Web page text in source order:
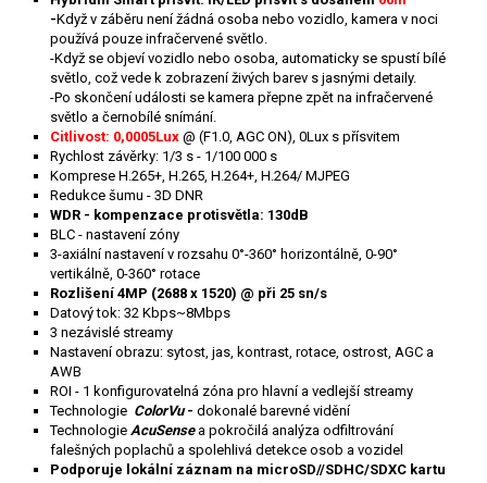
-Když v záběru není žádná osoba nebo vozidlo, kamera v noci
používá pouze infračervené světlo.
-Když se objeví vozidlo nebo osoba, automaticky se spustí bílé
světlo, což vede k zobrazení živých barev s jasnými detaily.
-Po skončení události se kamera přepne zpět na infračervené
světlo a černobílé snímání.
Citlivost: 0,0005Lux @ (F1.0, AGC ON), 0Lux s přísvitem
Rychlost závěrky: 1/3 s - 1/100 000 s
Komprese H.265+, H.265, H.264+, H.264/ MJPEG
Redukce šumu - 3D DNR
WDR - kompenzace protisvětla: 130dB
BLC - nastavení zóny
3-axiální nastavení v rozsahu 0°-360° horizontálně, 0-90°
vertikálně, 0-360° rotace
Rozlišení 4MP (2688 x 1520) @ při 25 sn/s
Datový tok: 32 Kbps~8Mbps
3 nezávislé streamy
Nastavení obrazu: sytost, jas, kontrast, rotace, ostrost, AGC a
AWB
ROI - 1 konfigurovatelná zóna pro hlavní a vedlejší streamy
Technologie ColorVu- dokonalé barevné vidění
Technologie AcuSensea pokročilá analýza odfiltrování
falešných poplachů a spolehlivá detekce osob a vozidel
Podporuje lokální záznam na microSD//SDHC/SDXC kartu